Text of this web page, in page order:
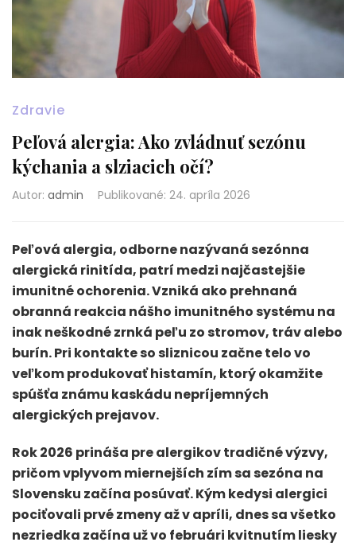
Zdravie
Peľová alergia: Ako zvládnuť sezónu
kýchania a slziacich očí?
Autor: admin Publikované: 24. apríla 2026
Peľová alergia, odborne nazývaná sezónna
alergická rinitída, patrí medzi najčastejšie
imunitné ochorenia. Vzniká ako prehnaná
obranná reakcia nášho imunitného systému na
inak neškodné zrnká peľu zo stromov, tráv alebo
burín. Pri kontakte so sliznicou začne telo vo
veľkom produkovať histamín, ktorý okamžite
spúšťa známu kaskádu nepríjemných
alergických prejavov.
Rok 2026 prináša pre alergikov tradičné výzvy,
pričom vplyvom miernejších zím sa sezóna na
Slovensku začína posúvať. Kým kedysi alergici
pociťovali prvé zmeny až v apríli, dnes sa všetko
nezriedka začína už vo februári kvitnutím liesky